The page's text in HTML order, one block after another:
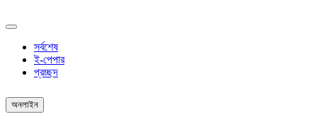
সর্বশেষ
ই-পেপার
প্রচ্ছদ
অনলাইন